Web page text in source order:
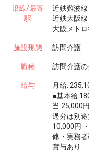
沿線/最寄
駅
近鉄難波
近鉄大阪
大阪メト
施設形態 訪問介護
職種 訪問介護
給与
月給:
■基本給
当 25,000
過分は別
10,000円
修・実務
賞与あり